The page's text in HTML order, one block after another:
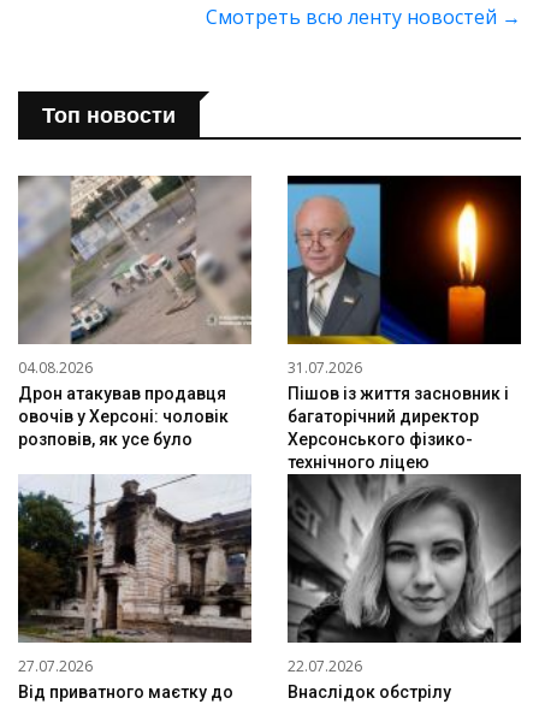
Смотреть всю ленту новостей →
Топ новости
04.08.2026
Дрон атакував продавця
овочів у Херсоні: чоловік
розповів, як усе було
31.07.2026
Пішов із життя засновник і
багаторічний директор
Херсонського фізико-
технічного ліцею
27.07.2026
Від приватного маєтку до
22.07.2026
Внаслідок обстрілу